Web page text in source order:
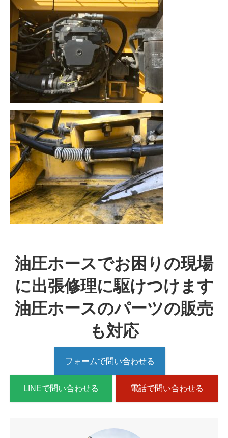
油圧ホースでお困りの現場
に出張修理に駆けつけます
油圧ホースのパーツの販売
も対応
フォームで問い合わせる
LINEで問い合わせる 電話で問い合わせる